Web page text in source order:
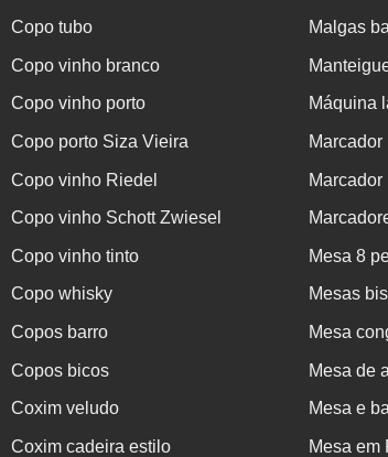
Copo tubo
Copo vinho branco
Copo vinho porto
Copo porto Siza Vieira
Copo vinho Riedel
Copo vinho Schott Zwiesel
Copo vinho tinto
Copo whisky
Copos barro
Copos bicos
Coxim veludo
Coxim cadeira estilo
Malgas
Máquina
Marcador
Mesa 8
Mesas
Mesa
Mesa de
Mesa e
Mesa em